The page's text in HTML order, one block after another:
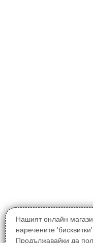
Нашият онлайн
наречените 'бисквитки'.
Продължавайки да